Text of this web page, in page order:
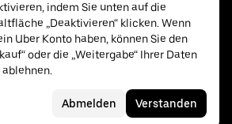
Inc.
indem Sie unten auf die
„Deaktivieren“ klicken. Wenn
Uber Konto haben, können Sie den
oder die „Weitergabe“ Ihrer Daten
ablehnen.
Abmelden Verstanden